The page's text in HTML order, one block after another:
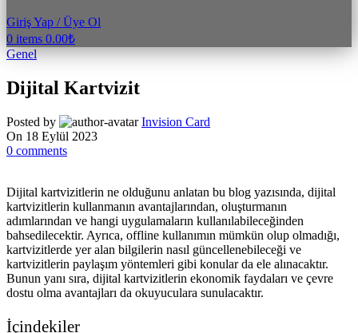
Giriş Yap / Üye Ol
0 items 0.00₺
Genel
Dijital Kartvizit
Posted by
Invision Card
On 18 Eylül 2023
0 comments
Dijital kartvizitlerin ne olduğunu anlatan bu blog yazısında, dijital
kartvizitlerin kullanmanın avantajlarından, oluşturmanın
adımlarından ve hangi uygulamaların kullanılabileceğinden
bahsedilecektir. Ayrıca, offline kullanımın mümkün olup olmadığı,
kartvizitlerde yer alan bilgilerin nasıl güncellenebileceği ve
kartvizitlerin paylaşım yöntemleri gibi konular da ele alınacaktır.
Bunun yanı sıra, dijital kartvizitlerin ekonomik faydaları ve çevre
dostu olma avantajları da okuyuculara sunulacaktır.
İçindekiler